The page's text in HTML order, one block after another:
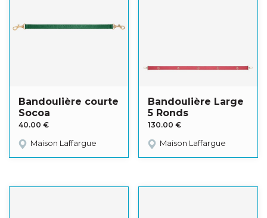
Bandoulière courte
Socoa
40.00 €
Maison Laffargue
Bandoulière Large
5 Ronds
130.00€
Maison Laffargue